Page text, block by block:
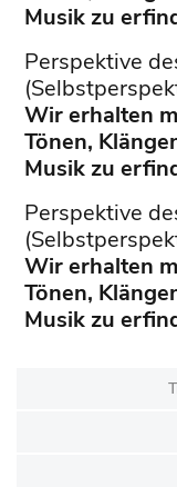
Musik zu
Perspektive
Wir erhalten
Tönen,
Musik zu
Perspektive
Wir erhalten
Tönen,
Musik zu